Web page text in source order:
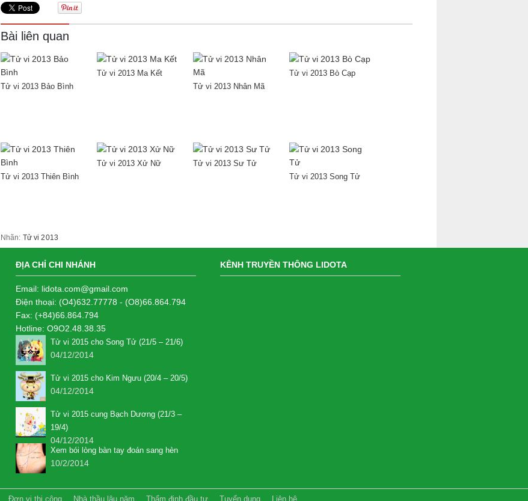
Bài liên quan
Tử vi 2013 Bảo Bình
Tử vi 2013 Ma Kết
Tử vi 2013 Nhân Mã
Tử vi 2013 Bò Cạp
Tử vi 2013 Thiên Bình
Tử vi 2013 Xử Nữ
Tử vi 2013 Sư Tử
Tử vi 2013 Song Tử
Nhãn: Tử vi 2013
ĐỊA CHỈ CHI NHÁNH
Email: lidota.com@gmail.com
Điện thoại: (O4)632.77778 - (O8)66.864.794
Fax: (+84)66.864.794
Hotline: O9O2.48.38.35
Tử vi 2015 cho Song Tử (21/5 – 21/6)
04/12/2014
Tử vi 2015 cho Kim Ngưu (20/4 – 20/5)
04/12/2014
Tử vi 2015 cung Bạch Dương (21/3 –
19/4)
04/12/2014
Xem bói lòng bàn tay đoán sang hèn
10/2/2014
KÊNH TRUYỀN THÔNG LIDOTA
Đơn vị thi công Nhà thầu lâu năm Thẩm định đầu tư Tuyển dụng Liên hệ